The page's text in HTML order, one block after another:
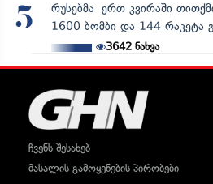
5
რუსებმა ერთ კვირაში
1600 ბომბი და 144 რაკეტა
3642ნახვა
ჩვენს შესახებ
მასალის გამოყენების პირობები